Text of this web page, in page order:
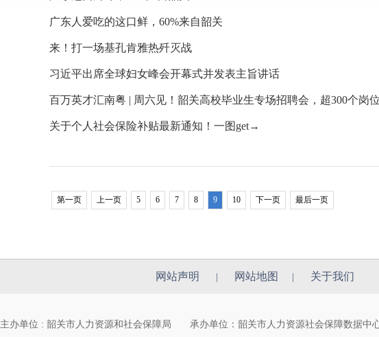
广东人爱吃的这口鲜，60%来自韶关
来！打一场基孔肯雅热歼灭战
习近平出席全球妇女峰会开幕式并发表主旨讲话
百万英才汇南粤 | 周六见！韶关高校毕业生专场招聘会，超300个岗
关于个人社会保险补贴最新通知！一图get→
第一页 上一页 5 6 7 8 9 10 下一页 最后一页
网站声明 网站地图 关于我们
主办单位 : 韶关市人力资源和社会保障局 承办单位：韶关市人力资源社会保障数据中